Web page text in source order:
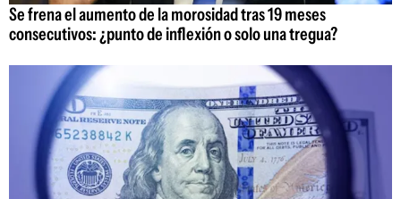
Se frena el aumento de la morosidad tras 19 meses
consecutivos: ¿punto de inflexión o solo una tregua?